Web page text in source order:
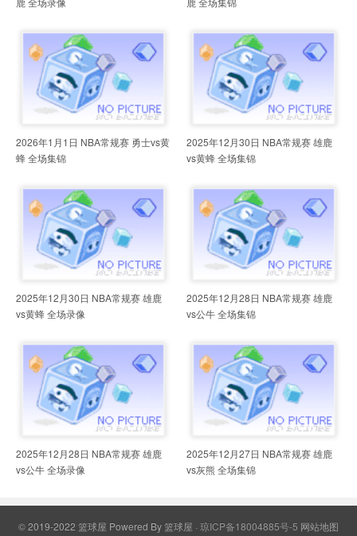
2026年1月1日 NBA常规赛 勇士vs黄
蜂 全场集锦
2025年12月30日 NBA常规赛 雄鹿
vs黄蜂 全场集锦
2025年12月30日 NBA常规赛 雄鹿
vs黄蜂 全场录像
2025年12月28日 NBA常规赛 雄鹿
vs公牛 全场集锦
2025年12月28日 NBA常规赛 雄鹿
vs公牛 全场录像
2025年12月27日 NBA常规赛 雄鹿
vs灰熊 全场集锦
© 2019-2022 篮球屋 Powered By篮球屋 · 琼ICP备18004885号-5 网站地图